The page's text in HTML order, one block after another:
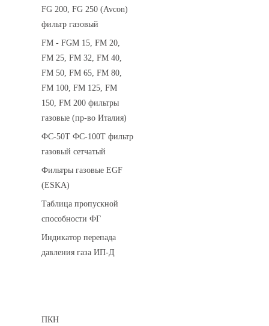
FG 200, FG 250 (Avcon)
фильтр газовый
FM - FGM 15, FM 20,
FM 25, FM 32, FM 40,
FM 50, FM 65, FM 80,
FM 100, FM 125, FM
150, FM 200 фильтры
газовые (пр-во Италия)
ФС-50Т ФС-100Т фильтр
газовый сетчатый
Фильтры газовые EGF
(ESKA)
Таблица пропускной
способности ФГ
Индикатор перепада
давления газа ИП-Д
ПКН